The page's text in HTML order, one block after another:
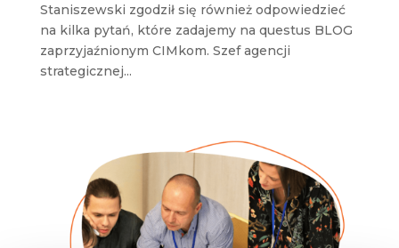
Staniszewski zgodził się również odpowiedzieć
na kilka pytań, które zadajemy na questus BLOG
zaprzyjaźnionym CIMkom. Szef agencji
strategicznej...